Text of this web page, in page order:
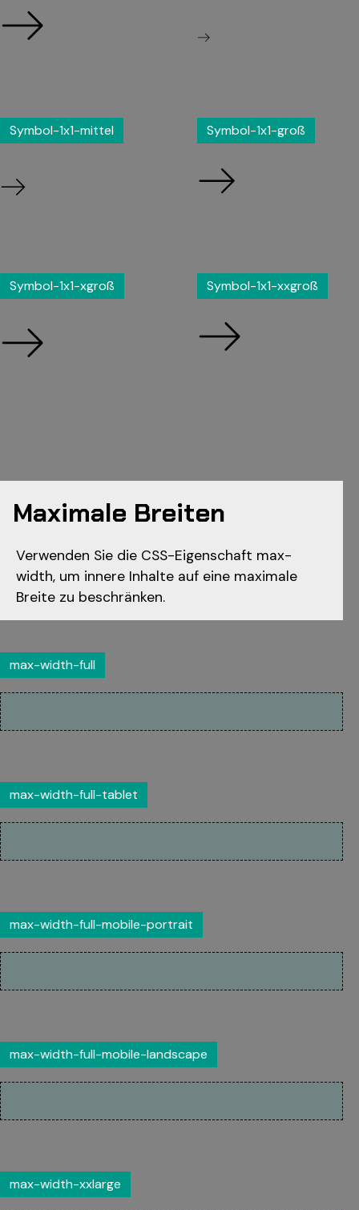
Symbol-1x1-mittel Symbol-1x1-groß
Symbol-1x1-xgroß Symbol-1x1-xxgroß
Maximale Breiten
Verwenden Sie die CSS-Eigenschaft max-
width, um innere Inhalte auf eine maximale
Breite zu beschränken.
max-width-full
max-width-full-tablet
max-width-full-mobile-portrait
max-width-full-mobile-landscape
max-width-xxlarge